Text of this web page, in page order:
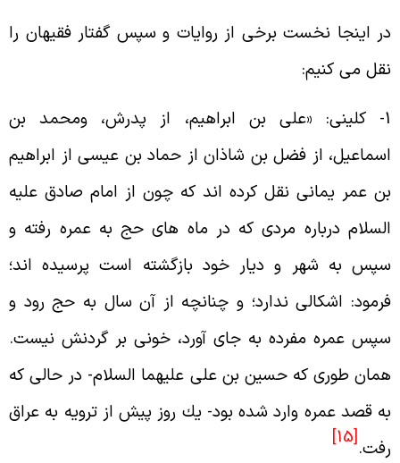
اينجا نخست برخى از روايات و سپس گفتار فقيهان را
مى كنيم:
1- كلينى: «على بن ابراهيم، از پدرش، ومحمد بن
از فضل بن شاذان از حماد بن عيسى از ابراهيم
عمر يمانى نقل كرده اند كه چون از امام صادق عليه
درباره مردى كه در ماه هاى حج به عمره رفته و
به شهر و ديار خود بازگشته است پرسيده اند؛
اشكالى ندارد؛ و چنانچه از آن سال به حج رود و
عمره مفرده به جاى آورد، خونى بر گردنش نيست.
طورى كه حسين بن على عليهما السلام- در حالى كه
قصد عمره وارد شده بود- يك روز پيش از ترويه به عراق